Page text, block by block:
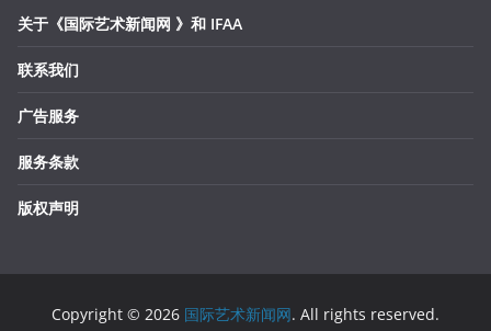
关于《国际艺术新闻网 》和 IFAA
联系我们
广告服务
服务条款
版权声明
Copyright © 2026 国际艺术新闻网. All rights reserved.